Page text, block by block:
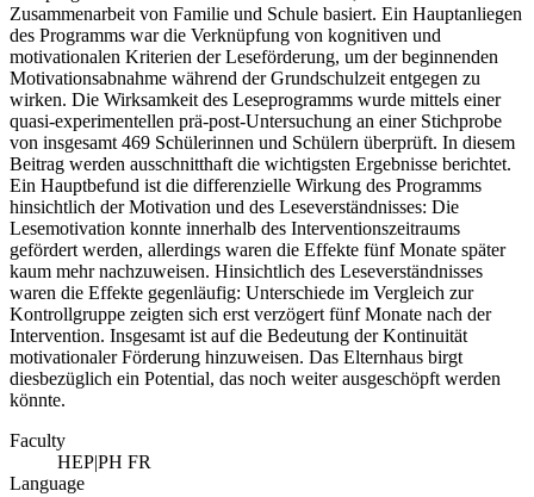
Zusammenarbeit von Familie und Schule basiert. Ein Hauptanliegen
des Programms war die Verknüpfung von kognitiven und
motivationalen Kriterien der Leseförderung, um der beginnenden
Motivationsabnahme während der Grundschulzeit entgegen zu
wirken. Die Wirksamkeit des Leseprogramms wurde mittels einer
quasi-­experimentellen prä-­post-­Untersuchung an einer Stichprobe
von insgesamt 469 Schülerinnen und Schülern überprüft. In diesem
Beitrag werden ausschnitthaft die wichtigsten Ergebnisse berichtet.
Ein Hauptbefund ist die differenzielle Wirkung des Programms
hinsichtlich der Motivation und des Leseverständnisses: Die
Lesemotivation konnte innerhalb des Interventionszeitraums
gefördert werden, allerdings waren die Effekte fünf Monate später
kaum mehr nachzuweisen. Hinsichtlich des Leseverständnisses
waren die Effekte gegenläufig: Unterschiede im Vergleich zur
Kontrollgruppe zeigten sich erst verzögert fünf Monate nach der
Intervention. Insgesamt ist auf die Bedeutung der Kontinuität
motivationaler Förderung hinzuweisen. Das Elternhaus birgt
diesbezüglich ein Potential, das noch weiter ausgeschöpft werden
könnte.
Faculty
HEP|PH FR
Language